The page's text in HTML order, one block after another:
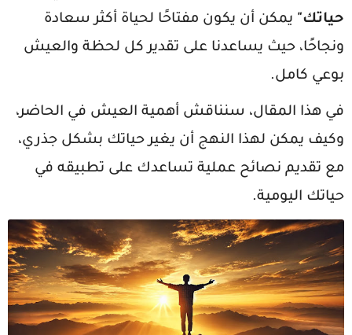
حياتك" يمكن أن يكون مفتاحًا لحياة أكثر سعادة
ونجاحًا، حيث يساعدنا على تقدير كل لحظة والعيش
بوعي كامل.
في هذا المقال، سنناقش أهمية العيش في الحاضر،
وكيف يمكن لهذا النهج أن يغير حياتك بشكل جذري،
مع تقديم نصائح عملية تساعدك على تطبيقه في
حياتك اليومية.